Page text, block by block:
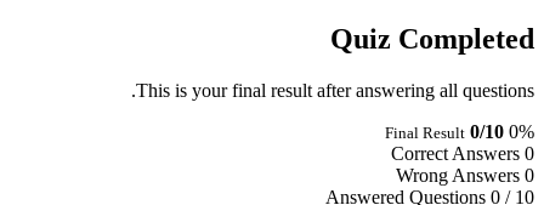
Quiz Completed
This is your final result after answering all questions.
Final Result 0/10 0%
Correct Answers 0
Wrong Answers 0
Answered Questions 0 / 10